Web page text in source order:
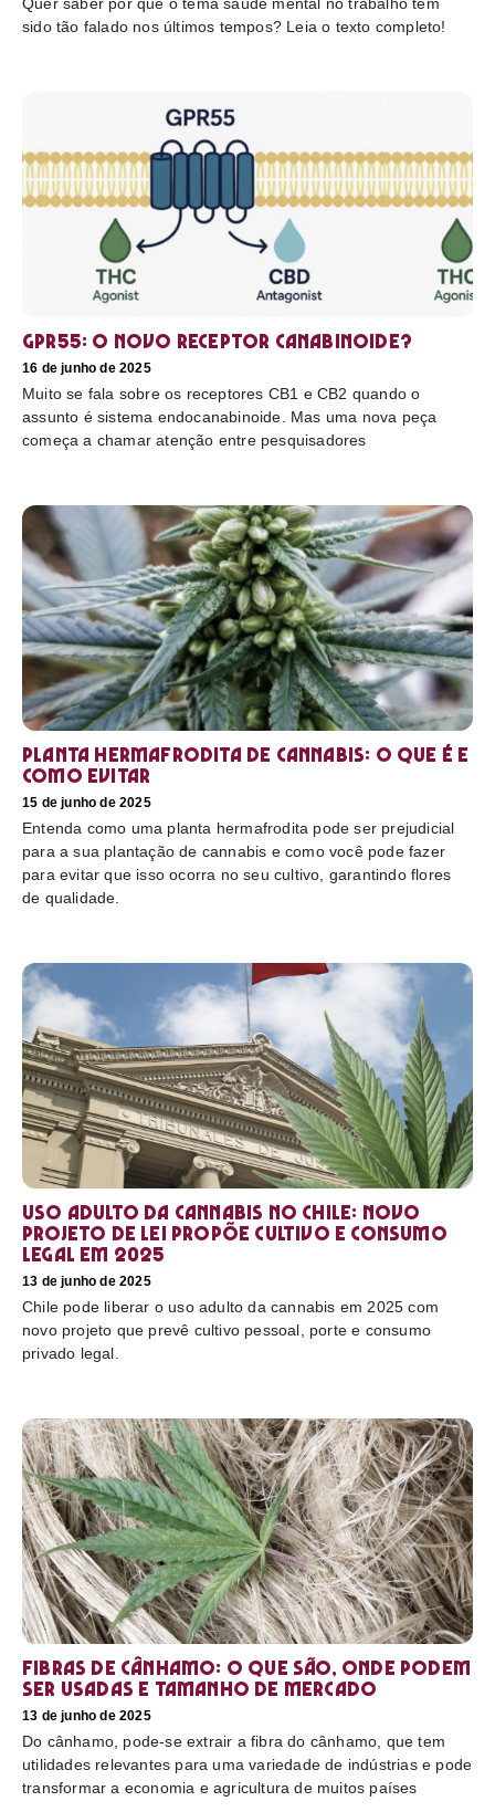
sido tão falado nos últimos tempos? Leia o texto completo!
GPR55: o novo receptor canabinoide?
16 de junho de 2025
Muito se fala sobre os receptores CB1 e CB2 quando o
assunto é sistema endocanabinoide. Mas uma nova peça
começa a chamar atenção entre pesquisadores
Planta hermafrodita de cannabis: O que é e
como evitar
15 de junho de 2025
Entenda como uma planta hermafrodita pode ser prejudicial
para a sua plantação de cannabis e como você pode fazer
para evitar que isso ocorra no seu cultivo, garantindo flores
de qualidade.
Uso adulto da cannabis no Chile: novo
projeto de lei propõe cultivo e consumo
legal em 2025
13 de junho de 2025
Chile pode liberar o uso adulto da cannabis em 2025 com
novo projeto que prevê cultivo pessoal, porte e consumo
privado legal.
Fibras de cânhamo: o que são, onde podem
ser usadas e tamanho de mercado
13 de junho de 2025
Do cânhamo, pode-se extrair a fibra do cânhamo, que tem
utilidades relevantes para uma variedade de indústrias e pode
transformar a economia e agricultura de muitos países